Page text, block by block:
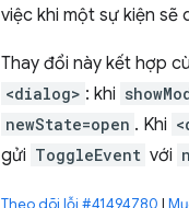
việc khi một sự kiện sẽ
Thay đổi này kết hợp
<dialog> : khi
newState=open . Khi
gửi ToggleEvent với
Theo dõi lỗi #41494780 |